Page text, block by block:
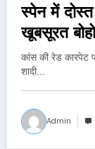
स्पेन में
खूबसूरत
कांस की रेड कारपेट
शादी…
Admin